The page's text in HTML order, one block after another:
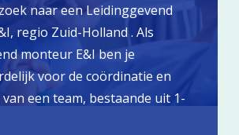
naar een Leidinggevend
regio Zuid-Holland . Als
monteur E&I ben je
voor de coördinatie en
een team, bestaande uit 1-